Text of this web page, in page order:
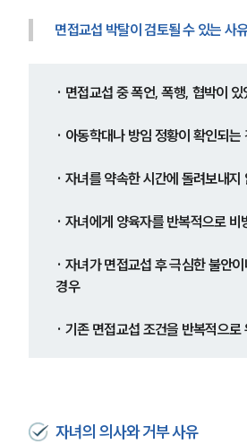
면접교섭 박탈이 검토될 수 있는 사
· 면접교섭 중 폭언, 폭행, 협박이
· 아동학대나 방임 정황이 확인되는
· 자녀를 약속한 시간에 돌려보내지
· 자녀에게 양육자를 반복적으로 비
· 자녀가 면접교섭 후 극심한 불안
경우
· 기존 면접교섭 조건을 반복적으로
자녀의 의사와 거부 사유